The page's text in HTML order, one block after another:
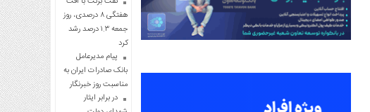
هفتگی ۸ درصدی، روز
جمعه ۱.۳ درصد رشد
کرد
پیام مدیرعامل
بانک صادرات ایران به
مناسبت روز خبرنگار
در برابر ایثار